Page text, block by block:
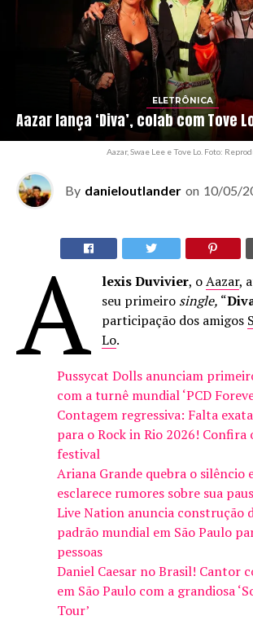
ELETRÔNICA
Aazar lança ‘Diva’, colab com Tove
Aazar, Swae Lee e Tove Lo. Foto:
By danieloutlander on 10/05/
A lexis Duvivier, oAazar,
seu primeiro single, “
participação dos amigos
Lo.
Pussycat Dolls anunciam
com a turnê mundial ‘PCD
Contagem regressiva: Falta
para o Rock in Rio 2026! Confira
festival
Ariana Grande quebra o silêncio
esclarece rumores sobre sua
Live Nation anuncia construção
padrão mundial em São Paulo
pessoas
Daniel Caesar no Brasil! Cantor
em São Paulo com a grandiosa
Tour’